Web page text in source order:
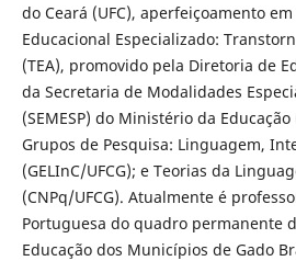
do Ceará (UFC), aperfeiçoamento
Educacional Especializado:
(TEA), promovido pela Diretoria de
da Secretaria de Modalidades
(SEMESP) do Ministério da
Grupos de Pesquisa: Linguagem,
(GELInC/UFCG); e Teorias da
(CNPq/UFCG). Atualmente é
Portuguesa do quadro permanente
Educação dos Municípios de Gado